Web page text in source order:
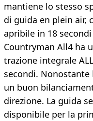
mantiene lo stesso
di guida en plein air,
apribile in 18
Countryman All4 ha
trazione integrale
secondi.
un buon
direzione. La guida
disponibile per la